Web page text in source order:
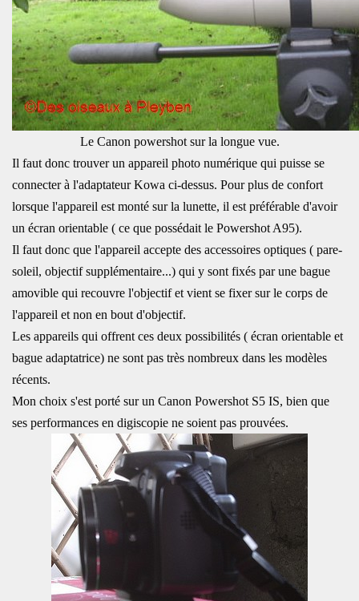
Le Canon powershot sur la longue vue.
Il faut donc trouver un appareil photo numérique qui puisse se
connecter à l'adaptateur Kowa ci-dessus. Pour plus de confort
lorsque l'appareil est monté sur la lunette, il est préférable d'avoir
un écran orientable ( ce que possédait le Powershot A95).
Il faut donc que l'appareil accepte des accessoires optiques ( pare-
soleil, objectif supplémentaire...) qui y sont fixés par une bague
amovible qui recouvre l'objectif et vient se fixer sur le corps de
l'appareil et non en bout d'objectif.
Les appareils qui offrent ces deux possibilités ( écran orientable et
bague adaptatrice) ne sont pas très nombreux dans les modèles
récents.
Mon choix s'est porté sur un Canon Powershot S5 IS, bien que
ses performances en digiscopie ne soient pas prouvées.